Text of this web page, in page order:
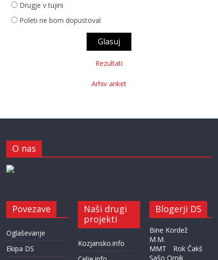
Drugje v tujini
Poleti ne bom dopustoval
Rezultati
Arhiv anket
O nas
Povezave
Oglaševanje
Ekipa DS
Naši drugi
projekti
Kozjansko.info
Blogerji DS
Bine Kordež
M.M.
MMT
Rok Čakš
Sašo Ornik